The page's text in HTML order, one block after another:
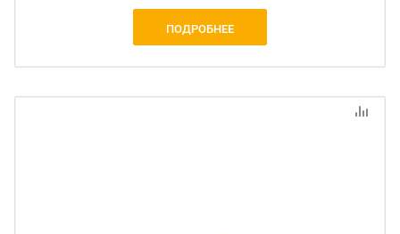
ПОДРОБНЕЕ